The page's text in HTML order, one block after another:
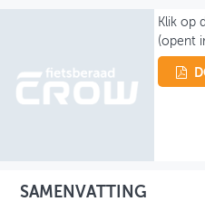
GEBRUIKER
Klik op
(opent
SAMENVATTING